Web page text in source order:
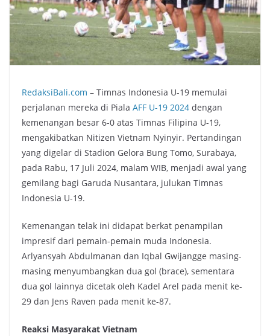
RedaksiBali.com – Timnas Indonesia U-19 memulai
perjalanan mereka di Piala AFF U-19 2024 dengan
kemenangan besar 6-0 atas Timnas Filipina U-19,
mengakibatkan Nitizen Vietnam Nyinyir. Pertandingan
yang digelar di Stadion Gelora Bung Tomo, Surabaya,
pada Rabu, 17 Juli 2024, malam WIB, menjadi awal yang
gemilang bagi Garuda Nusantara, julukan Timnas
Indonesia U-19.
Kemenangan telak ini didapat berkat penampilan
impresif dari pemain-pemain muda Indonesia.
Arlyansyah Abdulmanan dan Iqbal Gwijangge masing-
masing menyumbangkan dua gol (brace), sementara
dua gol lainnya dicetak oleh Kadel Arel pada menit ke-
29 dan Jens Raven pada menit ke-87.
Reaksi Masyarakat Vietnam